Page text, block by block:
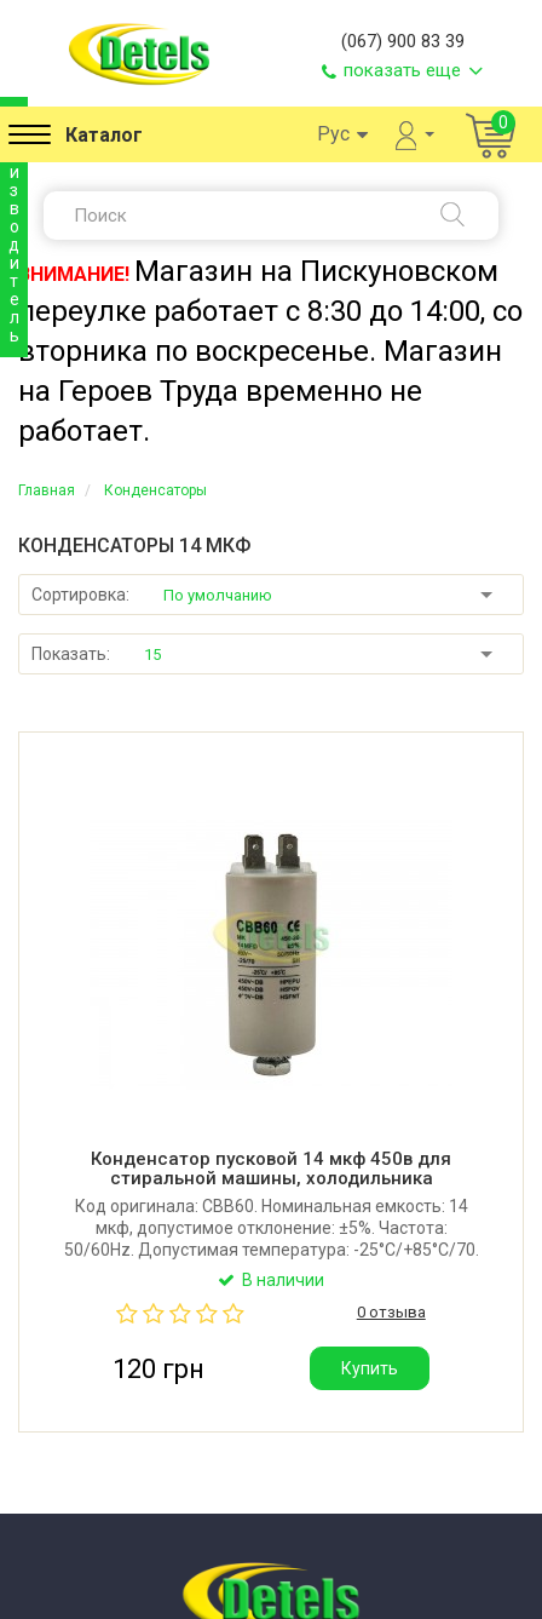
(067) 900 83 39
показать еще
Каталог Рус 0
ВНИМАНИЕ! Магазин на Пискуновском
переулке работает с 8:30 до 14:00, со
вторника по воскресенье. Магазин
на Героев Труда временно не
работает.
Главная Конденсаторы
КОНДЕНСАТОРЫ 14 МКФ
Сортировка: По умолчанию
Показать: 15
р
и
з
в
о
д
и
т
е
л
ь
Конденсатор пусковой 14 мкф 450в для
стиральной машины, холодильника
Код оригинала: CBB60. Номинальная емкость: 14
мкф, допустимое отклонение: ±5%. Частота:
50/60Hz. Допустимая температура: -25°C/+85°C/70.
SH – самовосстанавливающийся. Производитель:
В наличии
0 отзыва
120 грн Купить